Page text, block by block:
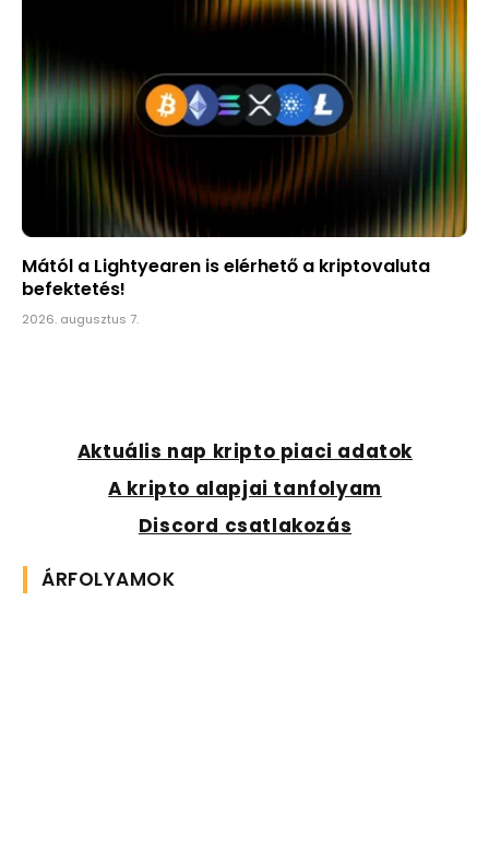
Mától a Lightyearen is elérhető a kriptovaluta
befektetés!
2026. augusztus 7.
Aktuális nap kripto piaci adatok
A kripto alapjai tanfolyam
Discord csatlakozás
ÁRFOLYAMOK